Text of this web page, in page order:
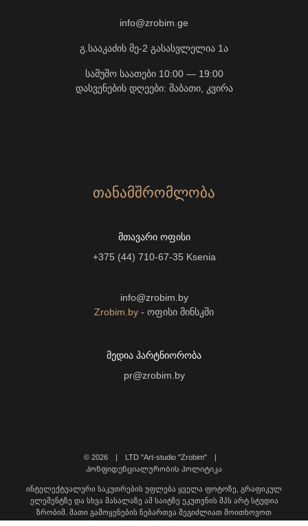
info@zrobim.ge
გ.სააკაძის მე-2 გასასვლელია 1ა
სამუშო საათები 10:00 — 19:00
დასვენების დღეები: შაბათი, კვირა
ᲗᲐᲜᲐᲛᲨᲠᲝᲛᲚᲝᲑᲐ
ᲛᲗᲐᲕᲐᲠᲘ ᲝᲤᲘᲡᲘ
+375 (44) 710-67-35 Ksenia
info@zrobim.by
Zrobim.by - ოფისი მინსკში
ᲛᲔᲓᲘᲐ ᲞᲐᲠᲢᲜᲘᲝᲠᲝᲑᲐ
pr@zrobim.by
© 2026 | LTD "Art-studio "Zrobim" |
Კონფიდენციალურობის პოლიტიკა
ინტელექტუალური საკუთრების უფლება ყველა ფოტოზე, გრაფიკულ
ელემენტზე და სხვა მასალაზე ამ საიტზე ეკუთვნის შპს არტ სტუდია
ზრობიმ. მათი გამოყენების ნებართვა შეგიძლიათ მოითხოვოთ